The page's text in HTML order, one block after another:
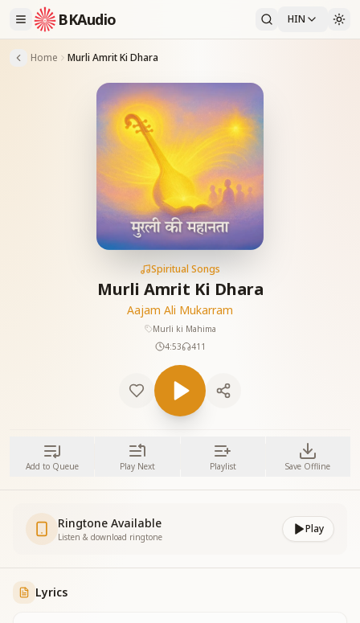
BKAudio HIN
Home Murli Amrit Ki Dhara
Spiritual Songs
Murli Amrit Ki Dhara
Aajam Ali Mukarram
Murli ki Mahima
4:53
411
Add to Queue Play Next Playlist Save Offline
Ringtone Available
Listen & download ringtone
Play
Lyrics